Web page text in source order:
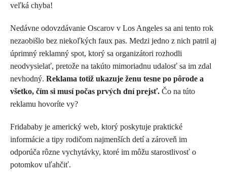
veľká chyba!
Nedávne odovzdávanie Oscarov v Los Angeles sa ani tento rok
nezaobišlo bez niekoľkých faux pas. Medzi jedno z nich patril aj
úprimný reklamný spot, ktorý sa organizátori rozhodli
neodvysielať, pretože na takúto mimoriadnu udalosť sa im zdal
nevhodný. Reklama totiž ukazuje ženu tesne po pôrode a
všetko, čím si musí počas prvých dní prejsť. Čo na túto
reklamu hovoríte vy?
Fridababy je americký web, ktorý poskytuje praktické
informácie a tipy rodičom najmenších detí a zároveň im
odporúča rôzne vychytávky, ktoré im môžu starostlivosť o
potomkov uľahčiť.